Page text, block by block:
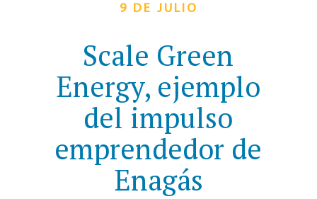
9 DE JULIO
Scale Green
Energy, ejemplo
del impulso
emprendedor de
Enagás